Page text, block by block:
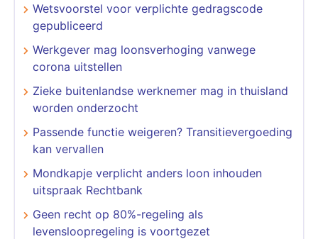
Wetsvoorstel voor verplichte gedragscode
gepubliceerd
Werkgever mag loonsverhoging vanwege
corona uitstellen
Zieke buitenlandse werknemer mag in thuisland
worden onderzocht
Passende functie weigeren? Transitievergoeding
kan vervallen
Mondkapje verplicht anders loon inhouden
uitspraak Rechtbank
Geen recht op 80%-regeling als
levensloopregeling is voortgezet